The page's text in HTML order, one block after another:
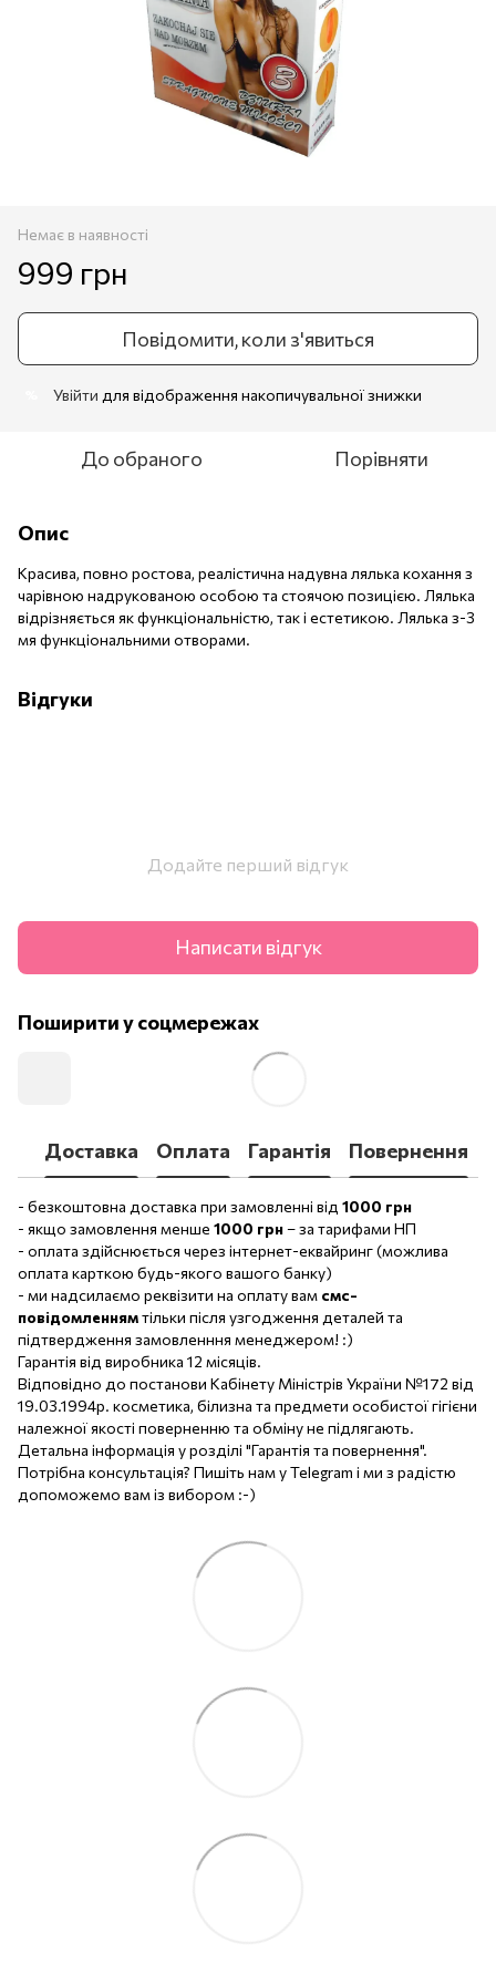
Немає в наявності
999 грн
Повідомити, коли з'явиться
Увійти для відображення накопичувальної знижки
До обраного Порівняти
Опис
Красива, повно ростова, реалістична надувна лялька кохання з
чарівною надрукованою особою та стоячою позицією. Лялька
відрізняється як функціональністю, так і естетикою. Лялька з-3
мя функціональними отворами.
Відгуки
Додайте перший відгук
Написати відгук
Поширити у соцмережах
Доставка Оплата Гарантія Повернення
- безкоштовна доставка при замовленні від 1000 грн
- якщо замовлення менше 1000 грн– за тарифами НП
- оплата здійснюється через інтернет-еквайринг (можлива
оплата карткою будь-якого вашого банку)
- ми надсилаємо реквізити на оплату вам смс-
повідомленнямтільки після узгодження деталей та
підтвердження замовленння менеджером! :)
Гарантія від виробника 12 місяців.
Відповідно до постанови Кабінету Міністрів України №172 від
19.03.1994р. косметика, білизна та предмети особистої гігієни
належної якості поверненню та обміну не підлягають.
Детальна інформація у розділі "Гарантія та повернення".
Потрібна консультація? Пишіть нам у Telegram і ми з радістю
допоможемо вам із вибором :-)